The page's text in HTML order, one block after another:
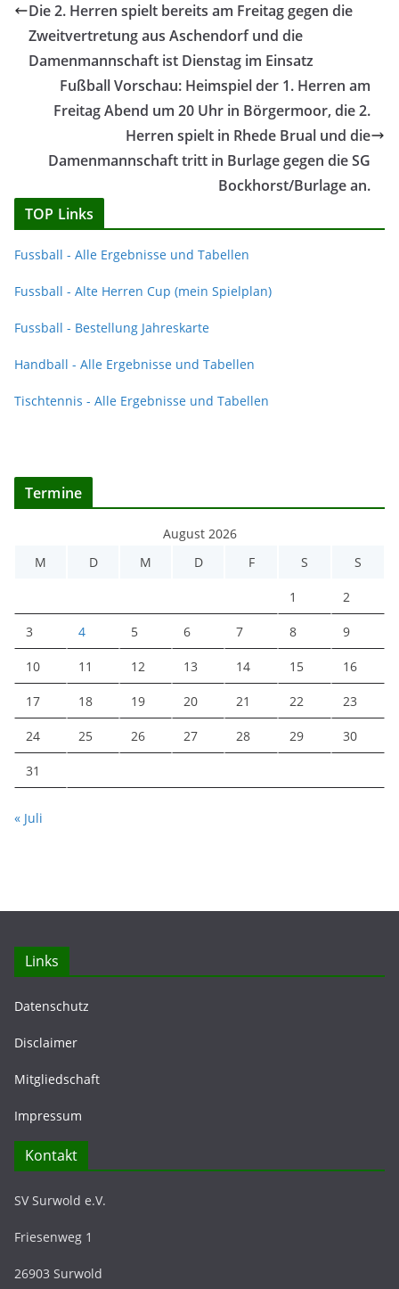
Die 2. Herren spielt bereits am Freitag gegen die
Zweitvertretung aus Aschendorf und die
Damenmannschaft ist Dienstag im Einsatz
Fußball Vorschau: Heimspiel der 1. Herren am
Freitag Abend um 20 Uhr in Börgermoor, die 2.
Herren spielt in Rhede Brual und die
Damenmannschaft tritt in Burlage gegen die SG
Bockhorst/Burlage an.
TOP Links
Fussball - Alle Ergebnisse und Tabellen
Fussball - Alte Herren Cup (mein Spielplan)
Fussball - Bestellung Jahreskarte
Handball - Alle Ergebnisse und Tabellen
Tischtennis - Alle Ergebnisse und Tabellen
Termine
August 2026
M
D M D F S S
1 2
3 4 5 6 7 8 9
10 11 12 13 14 15 16
17 18 19 20 21 22 23
24 25 26 27 28 29 30
31
« Juli
Links
Datenschutz
Disclaimer
Mitgliedschaft
Impressum
Kontakt
SV Surwold e.V.
Friesenweg 1
26903 Surwold